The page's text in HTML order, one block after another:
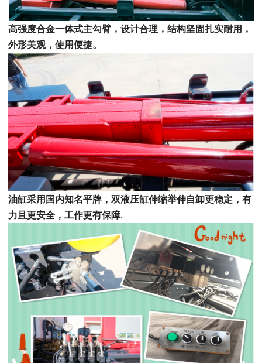
高强度合金一体式主勾臂，设计合理，结构坚固扎实耐用，
外形美观，使用便捷。
油缸采用国内知名平牌，双液压缸伸缩举伸自卸更稳定，有
力且更安全，工作更有保障.